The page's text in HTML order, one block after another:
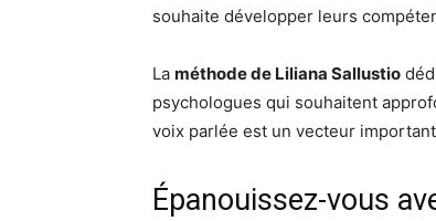
souhaite développer leurs
La méthode de Liliana Sallustio
psychologues qui souhaitent
voix parlée est un vecteur
Épanouissez-vous